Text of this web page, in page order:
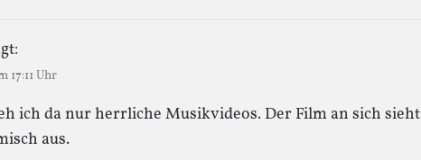
17:11 Uhr
ich da nur herrliche Musikvideos. Der Film an sich sieht
aus.